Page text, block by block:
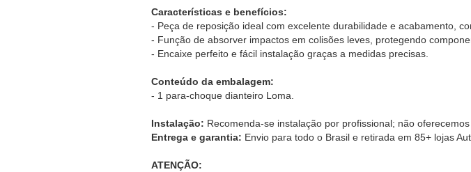
Características e benefícios:
- Peça de reposição ideal com excelente durabilidade e acabamento,
- Função de absorver impactos em colisões leves, protegendo
- Encaixe perfeito e fácil instalação graças a medidas precisas.
Conteúdo da embalagem:
- 1 para-choque dianteiro Loma.
Instalação: Recomenda-se instalação por profissional; não oferecemos
Entrega e garantia: Envio para todo o Brasil e retirada em 85+ lojas
ATENÇÃO: